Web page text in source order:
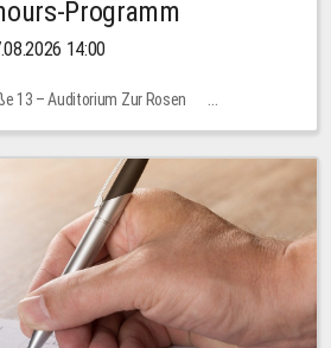
Programm
14:00
13 – Auditorium Zur Rosen